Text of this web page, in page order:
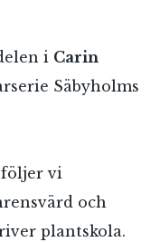
i Carin
Säbyholms
följer vi
och
plantskola.